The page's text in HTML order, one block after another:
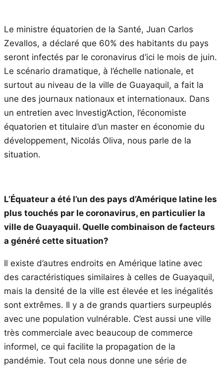
Le ministre équatorien de la Santé, Juan Carlos
Zevallos, a déclaré que 60% des habitants du pays
seront infectés par le coronavirus d’ici le mois de juin.
Le scénario dramatique, à l’échelle nationale, et
surtout au niveau de la ville de Guayaquil, a fait la
une des journaux nationaux et internationaux. Dans
un entretien avec Investig’Action, l’économiste
équatorien et titulaire d’un master en économie du
développement, Nicolás Oliva, nous parle de la
situation.
L’Équateur a été l’un des pays d’Amérique latine les
plus touchés par le coronavirus, en particulier la
ville de Guayaquil. Quelle combinaison de facteurs
a généré cette situation?
Il existe d’autres endroits en Amérique latine avec
des caractéristiques similaires à celles de Guayaquil,
mais la densité de la ville est élevée et les inégalités
sont extrêmes. Il y a de grands quartiers surpeuplés
avec une population vulnérable. C’est aussi une ville
très commerciale avec beaucoup de commerce
informel, ce qui facilite la propagation de la
pandémie. Tout cela nous donne une série de